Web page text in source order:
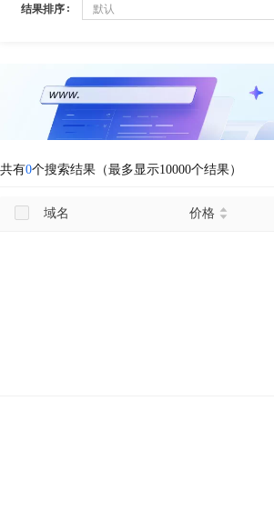
结果排序 默认
共有0个搜索结果（最多显示10000个结果）
域名 价格